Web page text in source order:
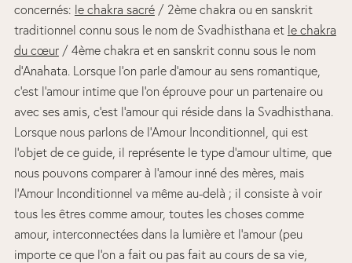
concernés: le chakra sacré/ 2ème chakra ou en sanskrit
traditionnel connu sous le nom de Svadhisthana et le chakra
du cœur/ 4ème chakra et en sanskrit connu sous le nom
d’Anahata. Lorsque l’on parle d’amour au sens romantique,
c’est l’amour intime que l’on éprouve pour un partenaire ou
avec ses amis, c’est l’amour qui réside dans la Svadhisthana.
Lorsque nous parlons de l’Amour Inconditionnel, qui est
l’objet de ce guide, il représente le type d’amour ultime, que
nous pouvons comparer à l’amour inné des mères, mais
l’Amour Inconditionnel va même au-delà ; il consiste à voir
tous les êtres comme amour, toutes les choses comme
amour, interconnectées dans la lumière et l’amour (peu
importe ce que l’on a fait ou pas fait au cours de sa vie,